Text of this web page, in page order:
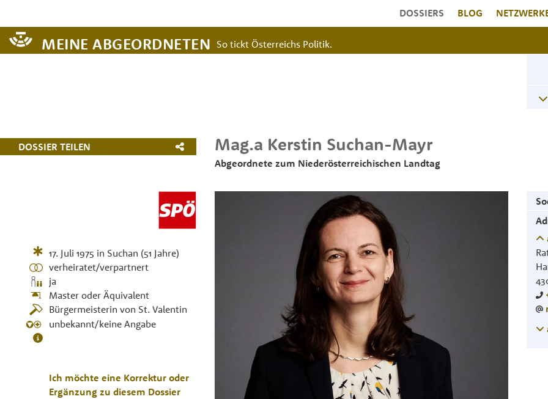
DOSSIERS BLOG
MEINE ABGEORDNETEN So tickt Österreichs Politik.
DOSSIER TEILEN Mag.a Kerstin Suchan-Mayr
Abgeordnete zum Niederösterreichischen Landtag
17. Juli 1975 in Suchan (51 Jahre)
verheiratet/verpartnert
ja
Master oder Äquivalent
Bürgermeisterin von St. Valentin
unbekannt/keine Angabe
Ich möchte eine Korrektur oder
Ergänzung zu diesem Dossier